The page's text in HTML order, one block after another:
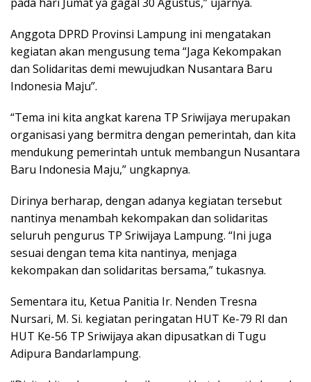
Anggota DPRD Provinsi Lampung ini mengatakan
kegiatan akan mengusung tema “Jaga Kekompakan
dan Solidaritas demi mewujudkan Nusantara Baru
Indonesia Maju”.
“Tema ini kita angkat karena TP Sriwijaya merupakan
organisasi yang bermitra dengan pemerintah, dan kita
mendukung pemerintah untuk membangun Nusantara
Baru Indonesia Maju,” ungkapnya.
Dirinya berharap, dengan adanya kegiatan tersebut
nantinya menambah kekompakan dan solidaritas
seluruh pengurus TP Sriwijaya Lampung. “Ini juga
sesuai dengan tema kita nantinya, menjaga
kekompakan dan solidaritas bersama,” tukasnya.
Sementara itu, Ketua Panitia Ir. Nenden Tresna
Nursari, M. Si. kegiatan peringatan HUT Ke-79 RI dan
HUT Ke-56 TP Sriwijaya akan dipusatkan di Tugu
Adipura Bandarlampung.